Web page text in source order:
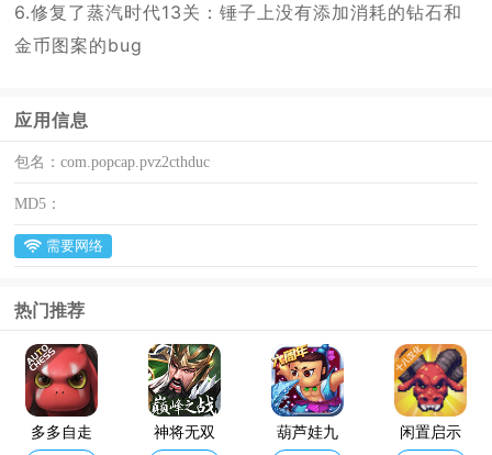
6.修复了蒸汽时代13关：锤子上没有添加消耗的钻石和
金币图案的bug
应用信息
包名：com.popcap.pvz2cthduc
MD5：
需要网络
热门推荐
多多自走
神将无双
葫芦娃九
闲置启示